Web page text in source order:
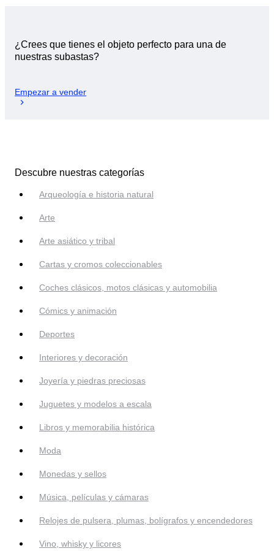
¿Crees que tienes el objeto perfecto para una de
nuestras subastas?
Empezar a vender
Descubre nuestras categorías
Arqueología e historia natural
Arte
Arte asiático y tribal
Cartas y cromos coleccionables
Coches clásicos, motos clásicas y automobilia
Cómics y animación
Deportes
Interiores y decoración
Joyería y piedras preciosas
Juguetes y modelos a escala
Libros y memorabilia histórica
Moda
Monedas y sellos
Música, películas y cámaras
Relojes de pulsera, plumas, bolígrafos y encendedores
Vino, whisky y licores